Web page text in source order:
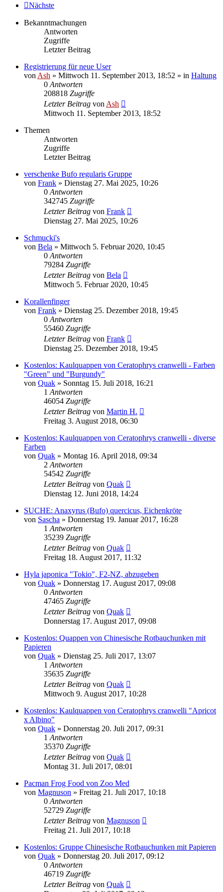
Nächste
Bekanntmachungen
Antworten
Zugriffe
Letzter Beitrag
Registrierung für neue User
von Ash » Mittwoch 11. September 2013, 18:52 » in Haltung
0 Antworten
208818 Zugriffe
Letzter Beitrag von Ash
Mittwoch 11. September 2013, 18:52
Themen
Antworten
Zugriffe
Letzter Beitrag
verschenke Bufo regularis Gruppe
von Frank » Dienstag 27. Mai 2025, 10:26
0 Antworten
342745 Zugriffe
Letzter Beitrag von Frank
Dienstag 27. Mai 2025, 10:26
Schmucki's
von Bela » Mittwoch 5. Februar 2020, 10:45
0 Antworten
79284 Zugriffe
Letzter Beitrag von Bela
Mittwoch 5. Februar 2020, 10:45
Korallenfinger
von Frank » Dienstag 25. Dezember 2018, 19:45
0 Antworten
55460 Zugriffe
Letzter Beitrag von Frank
Dienstag 25. Dezember 2018, 19:45
Kostenlos: Kaulquappen von Ceratophrys cranwelli - Farben
"Green" und "Burgundy"
von Quak » Sonntag 15. Juli 2018, 16:21
1 Antworten
46054 Zugriffe
Letzter Beitrag von Martin H.
Freitag 3. August 2018, 06:30
Kostenlos: Kaulquappen von Ceratophrys cranwelli - diverse
Farben
von Quak » Montag 16. April 2018, 09:34
2 Antworten
54542 Zugriffe
Letzter Beitrag von Quak
Dienstag 12. Juni 2018, 14:24
SUCHE: Anaxyrus (Bufo) quercicus, Eichenkröte
von Sascha » Donnerstag 19. Januar 2017, 16:28
1 Antworten
35239 Zugriffe
Letzter Beitrag von Quak
Freitag 18. August 2017, 11:32
Hyla japonica "Tokio", F2-NZ, abzugeben
von Quak » Donnerstag 17. August 2017, 09:08
0 Antworten
47465 Zugriffe
Letzter Beitrag von Quak
Donnerstag 17. August 2017, 09:08
Kostenlos: Quappen von Chinesische Rotbauchunken mit
Papieren
von Quak » Dienstag 25. Juli 2017, 13:07
1 Antworten
35635 Zugriffe
Letzter Beitrag von Quak
Mittwoch 9. August 2017, 10:28
Kostenlos: Kaulquappen von Ceratophrys cranwelli "Apricot
x Albino"
von Quak » Donnerstag 20. Juli 2017, 09:31
1 Antworten
35370 Zugriffe
Letzter Beitrag von Quak
Montag 31. Juli 2017, 08:01
Pacman Frog Food von Zoo Med
von Magnuson » Freitag 21. Juli 2017, 10:18
0 Antworten
52729 Zugriffe
Letzter Beitrag von Magnuson
Freitag 21. Juli 2017, 10:18
Kostenlos: Gruppe Chinesische Rotbauchunken mit Papieren
von Quak » Donnerstag 20. Juli 2017, 09:12
0 Antworten
46719 Zugriffe
Letzter Beitrag von Quak